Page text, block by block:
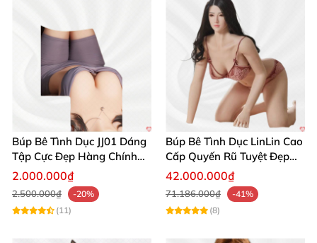
Búp Bê Tình Dục JJ01 Dáng
Tập Cực Đẹp Hàng Chính
Hãng
2.000.000₫
2.500.000₫
-20%
(11)
Búp Bê Tình Dục LinLin Cao
Cấp Quyến Rũ Tuyệt Đẹp
Mua Ngay
42.000.000₫
71.186.000₫
-41%
(8)